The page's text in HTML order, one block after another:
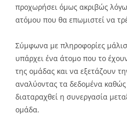
προχωρήσει όμως ακριβώς
ατόμου που θα επωμιστεί να
Σύμφωνα με πληροφορίες
υπάρχει ένα άτομο που το
της ομάδας και να εξετάζουν
αναλύοντας τα δεδομένα
διαταραχθεί η συνεργασία
ομάδα.